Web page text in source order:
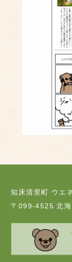
知床清里町 ウエ
〒099-4525 北